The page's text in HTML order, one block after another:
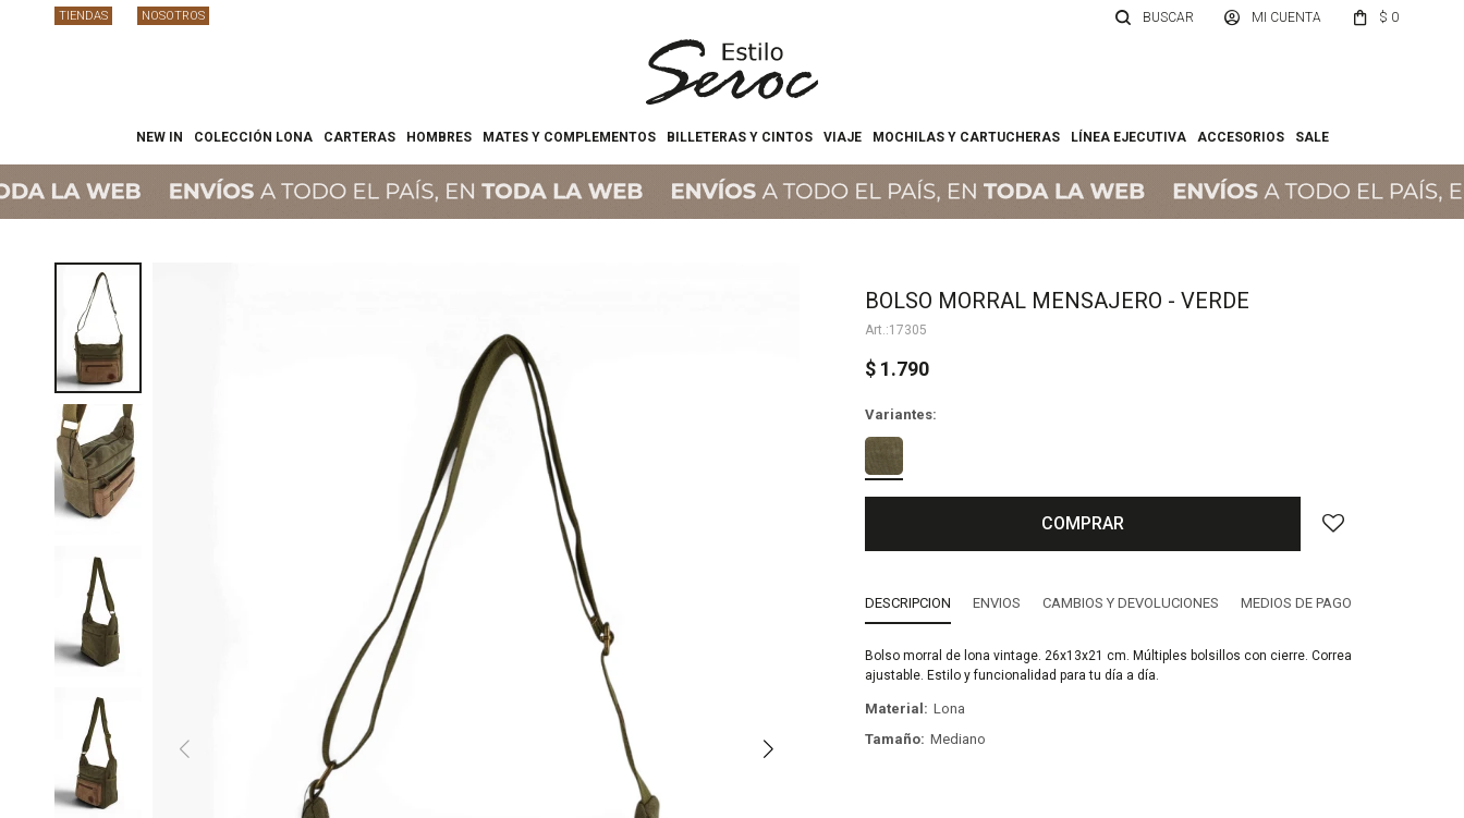
NEW IN COLECCIÓN LONA CARTERAS HOMBRES MATES Y COMPLEMENTOS BILLETERAS Y CINTOS VIAJE MOCHILAS Y CARTUCHERAS LÍNEA EJECUTIVA ACCESORIOS SALE
$ 0
TIENDAS NOSOTROS
BOLSO MORRAL MENSAJERO - VERDE
17305
$ 1.790
Variantes:
COMPRAR
DESCRIPCION ENVIOS CAMBIOS Y DEVOLUCIONES MEDIOS DE PAGO
Bolso morral de lona vintage. 26x13x21 cm. Múltiples bolsillos con cierre. Correa
ajustable. Estilo y funcionalidad para tu día a día.
Material
Lona
Tamaño
Mediano